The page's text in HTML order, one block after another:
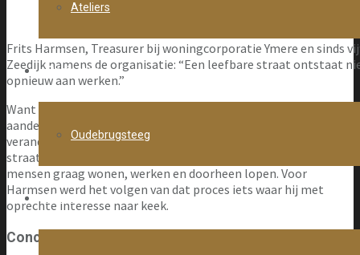
Ateliers
Projecten
Oudebrugsteeg
Nieuws
Frits Harmsen, Treasurer bij woningcorporatie Ymere en sinds
Zeedijk namens de organisatie: “Een leefbare straat ontstaat
opnieuw aan werken.”
Want NV Zeedijk is meer dan een vennootschap met
aandeelhouders. Het is een organisatie die een stuk stad heeft
veranderd. Waar ooit criminaliteit en verloedering het
straatbeeld bepaalden, ontstond langzaam een buurt waar
mensen graag wonen, werken en doorheen lopen. Voor
Harmsen werd het volgen van dat proces iets waar hij met
oprechte interesse naar keek.
Concreet